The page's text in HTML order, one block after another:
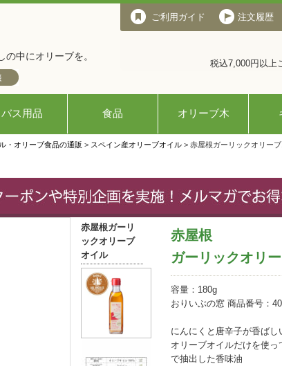
の中にオリーブを。
ご利用ガイド 注文履歴
税込7,000円以上
バス用品 食品 オリーブ木
・オリーブ食品の通販 > スペイン産オリーブオイル> 赤屋根ガーリックオリー
赤屋根
ガーリックオリ
容量：180g
おりいぶの窓 商品番号：
にんにくと唐辛子が香ば
オリーブオイルだけを使
で抽出した香味油
赤屋根ガーリ
ックオリーブ
オイル